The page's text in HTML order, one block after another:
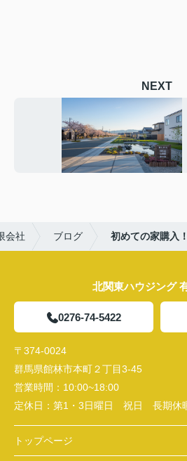
NEXT
会社 ブログ 初めての家購入
北関東ハウジング
0276-74-5422
〒374-0024
群馬県館林市本町２丁目3-45
営業時間： 10:00~18:00
定休日： 第1・3日曜日 祝日 長期休
トップページ